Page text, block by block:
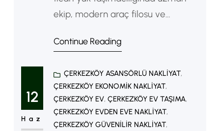
ekip, modern araç filosu ve
hizmet veriyoruz. yüklerin, eşyaların
başka bir noktaya güvenli şekilde
ulaştırılmasını sağlayan önemli bir
hizmet sektörüdür. Günümüzde
gelişen lojistik altyapısı sayesinde
Continue Reading
12
Haz
ÇERKEZKÖY ASANSÖRLÜ NAKLIYAT
ÇERKEZKÖY EKONOMIK NAKLIYAT
ÇERKEZKÖY EV, ÇERKEZKÖY EV TAŞIMA
ÇERKEZKÖY EVDEN EVE NAKLIYAT
ÇERKEZKÖY GÜVENILIR NAKLIYAT